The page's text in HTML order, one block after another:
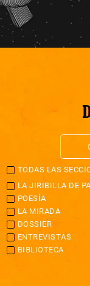
TODAS LAS
LA JIRIBILLA DE
POESÍA
LA MIRADA
DOSSIER
ENTREVISTAS
BIBLIOTECA